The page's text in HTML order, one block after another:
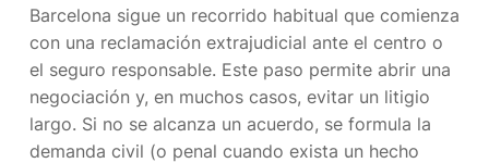
Barcelona sigue un recorrido habitual que comienza
con una reclamación extrajudicial ante el centro o
el seguro responsable. Este paso permite abrir una
negociación y, en muchos casos, evitar un litigio
largo. Si no se alcanza un acuerdo, se formula la
demanda civil (o penal cuando exista un hecho